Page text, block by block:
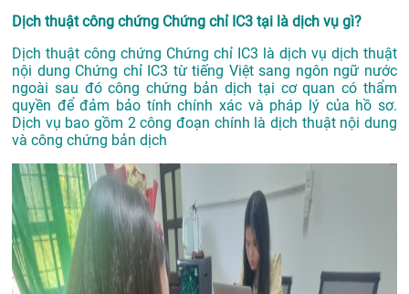
Dịch thuật công chứng Chứng chỉ IC3 tại là dịch vụ gì?
Dịch thuật công chứng Chứng chỉ IC3 là dịch vụ dịch thuật
nội dung Chứng chỉ IC3 từ tiếng Việt sang ngôn ngữ nước
ngoài sau đó công chứng bản dịch tại cơ quan có thẩm
quyền để đảm bảo tính chính xác và pháp lý của hồ sơ.
Dịch vụ bao gồm 2 công đoạn chính là dịch thuật nội dung
và công chứng bản dịch